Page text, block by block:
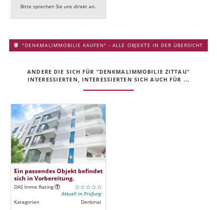
Bitte sprechen Sie uns direkt an.
"DENKMALIMMOBILIE KAUFEN" - ALLE OBJEKTE IN DER ÜBERSICHT
ANDERE DIE SICH FÜR "DENKMALIMMOBILIE ZITTAU"
INTERESSIERTEN, INTERESSIERTEN SICH AUCH FÜR ...
Ein passendes Objekt befindet
sich in Vorbereitung.
DAS Immo Rating
Aktuell in Prüfung
Kategorien
Denkmal